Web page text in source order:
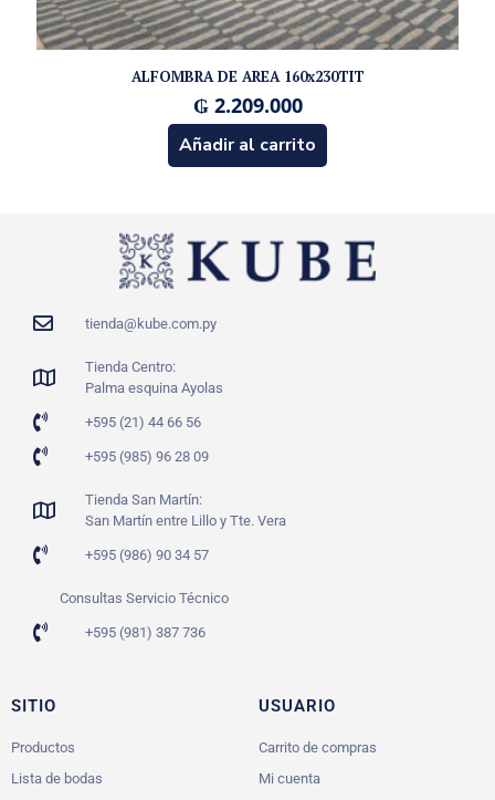
ALFOMBRA DE AREA 160x230TIT
₲2.209.000
Añadir al carrito
tienda@kube.com.py
Tienda Centro:
Palma esquina Ayolas
+595 (21) 44 66 56
+595 (985) 96 28 09
Tienda San Martín:
San Martín entre Lillo y Tte. Vera
+595 (986) 90 34 57
Consultas Servicio Técnico
+595 (981) 387 736
SITIO
Productos
Lista de bodas
USUARIO
Carrito de compras
Mi cuenta